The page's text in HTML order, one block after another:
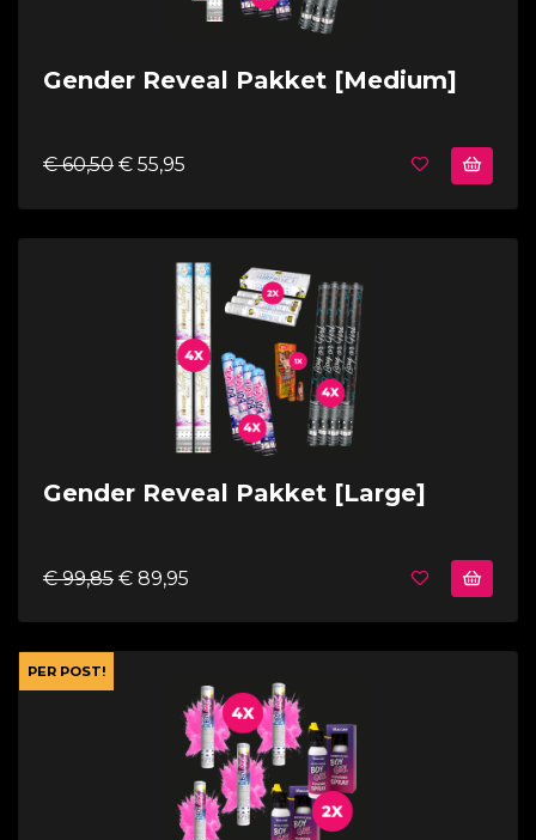
Gender Reveal Pakket [Medium]
€ 60,50 € 55,95
Gender Reveal Pakket [Large]
€ 99,85 € 89,95
PER POST!